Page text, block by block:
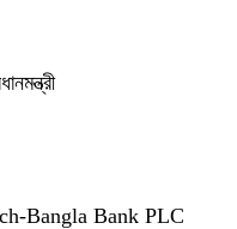
Bangla Bank PLC